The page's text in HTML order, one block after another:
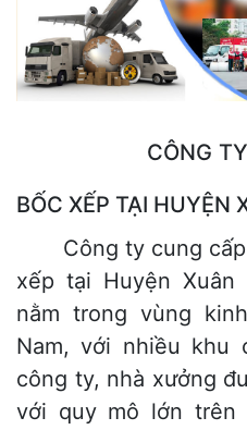
CÔNG TY
BỐC XẾP TẠI HUYỆN
Công ty cung cấp
xếp tại Huyện
nằm trong vùng
Nam, với nhiều khu
công ty, nhà xưởng
với quy mô lớn trên